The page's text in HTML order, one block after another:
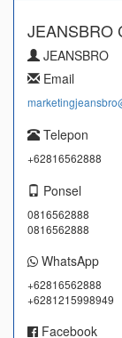
JEANSBRO
JEANSBRO
Email
Telepon
+62816562888
Ponsel
0816562888
0816562888
WhatsApp
+62816562888
+6281215998949
Facebook